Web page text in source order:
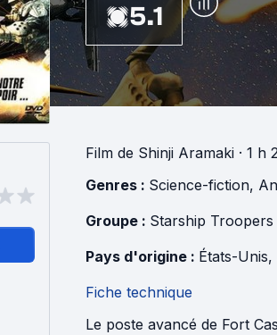
5.1
Film de Shinji Aramaki · 1 h
Genres : Science-fiction,
Groupe : Starship Troopers
Pays d'origine : États-Unis,
Fiche technique
Le poste avancé de Fort